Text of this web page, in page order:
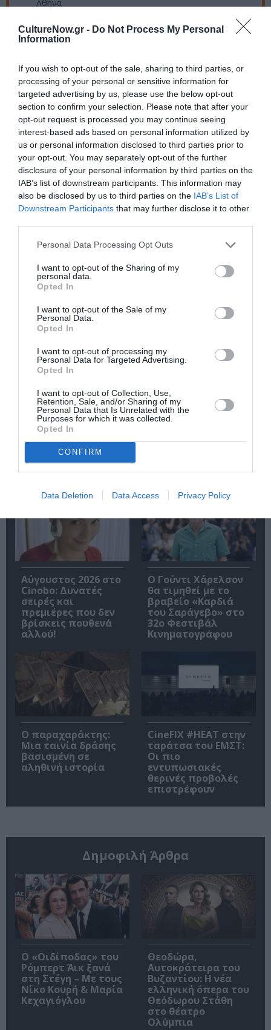
CultureNow.gr - Do Not Process My Personal
Information
If you wish to opt-out of the sale, sharing to third parties, or
processing of your personal or sensitive information for
targeted advertising by us, please use the below opt-out
section to confirm your selection. Please note that after your
opt-out request is processed you may continue seeing
interest-based ads based on personal information utilized by
us or personal information disclosed to third parties prior to
your opt-out. You may separately opt-out of the further
disclosure of your personal information by third parties on the
IAB’s list of downstream participants. This information may
also be disclosed by us to third parties on the IAB’s List of
Downstream Participants that may further disclose it to other
Personal Data Processing Opt Outs
I want to opt-out of the Sharing of my
personal data.
Opted In
I want to opt-out of the Sale of my
Personal Data.
Opted In
I want to opt-out of processing my
Personal Data for Targeted Advertising.
Opted In
I want to opt-out of Collection, Use,
Retention, Sale, and/or Sharing of my
Personal Data that Is Unrelated with the
Purposes for which it was collected.
Opted In
CONFIRM
Data Deletion Data Access Privacy Policy
Αθήνα
Πληροφορίες / Κρατήσεις:
Ακολουθήστε το Culturenow.gr στοGoogle News
μάθετε πρώτοι όλες τις ειδήσεις
Δείτε όλα τατελευταία νέαγια την Τέχνη και τον
Πολιτισμό στοCulturenow.gr
Νέοι Διαγωνισμοί ❯
Tags
ΝΕΕΣ ΤΑΙΝΙΕΣ - ΤΑΙΝΙΕΣ ΤΗΣ ΕΒΔΟΜΑΔΑΣ
ΞΕΝΕΣ ΤΑΙΝΙΕΣ
ΦΑΝΤΑΣΙΑΣ - ANIMATION
Κάθε βδομάδα στο e-mail σας τα τελευταία νέα για
την Τέχνη και τον Πολιτισμό!
Ακολουθήστε το Culturenow.gr
Σχετικά Άρθρα
Αύγουστος 2026 στο
Cinobo: Δυνατές
σειρές και
πρεμιέρες που δεν
βρίσκεις πουθενά
αλλού!
Ο Γούντι Χάρελσον
θα τιμηθεί με το
βραβείο «Καρδιά
του Σαράγεβο» στο
32ο Φεστιβάλ
Κινηματογράφου
Ο παραχαράκτης:
Μια ταινία δράσης
βασισμένη σε
αληθινή ιστορία
CineFIX #ΗΕΑΤ στην
ταράτσα του ΕΜΣΤ:
Οι πιο
εντυπωσιακές
θερινές προβολές
επιστρέφουν
Δημοφιλή Άρθρα
O «Οιδίποδας» του
Ρόμπερτ Άικ ξανά
στη Στέγη – Με τους
Νίκο Κουρή & Μαρία
Κεχαγιόγλου
Θεοδώρα,
Αυτοκράτειρα του
Βυζαντίου: Η νέα
ελληνική όπερα του
Θεόδωρου Στάθη
στο θέατρο
Ολύμπια